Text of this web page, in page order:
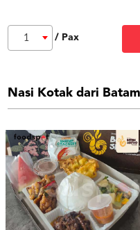
1 / Pax
Nasi Kotak dari